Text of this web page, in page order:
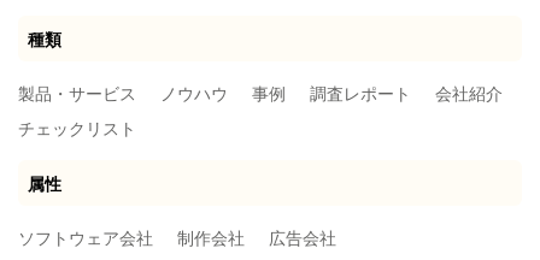
種類
製品・サービス ノウハウ 事例 調査レポート
会社紹介
チェックリスト
属性
ソフトウェア会社 制作会社
広告会社